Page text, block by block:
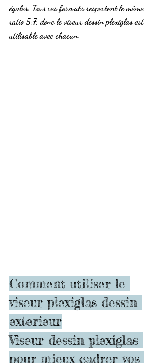
égales. Tous ces formats respectent le même
ratio 5:7, donc le viseur dessin plexiglas est
utilisable avec chacun.
Comment utiliser le
viseur plexiglas dessin
exterieur
Viseur dessin plexiglas
pour mieux cadrer vos